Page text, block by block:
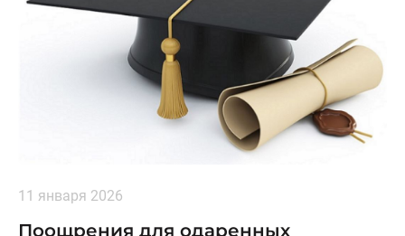
11 января 2026
Поощрения для одаренных